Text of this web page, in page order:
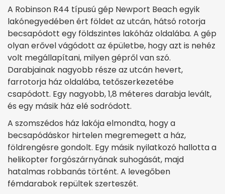
A Robinson R44 típusú gép Newport Beach egyik
lakónegyedében ért földet az utcán, hátsó rotorja
becsapódott egy földszintes lakóház oldalába. A gép
olyan erővel vágódott az épületbe, hogy azt is nehéz
volt megállapítani, milyen gépről van szó.
Darabjainak nagyobb része az utcán hevert,
farrotorja ház oldalába, tetőszerkezetébe
csapódott. Egy nagyobb, 1,8 méteres darabja levált,
és egy másik ház elé sodródott.
A szomszédos ház lakója elmondta, hogy a
becsapódáskor hirtelen megremegett a ház,
földrengésre gondolt. Egy másik nyilatkozó hallotta a
helikopter forgószárnyának suhogását, majd
hatalmas robbanás történt. A levegőben
fémdarabok repültek szerteszét.